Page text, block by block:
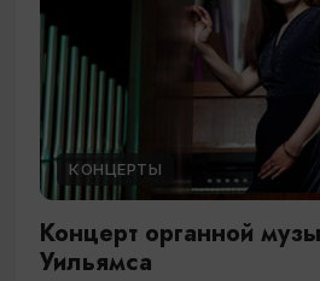
КОНЦЕРТЫ
Концерт органной
Уильямса